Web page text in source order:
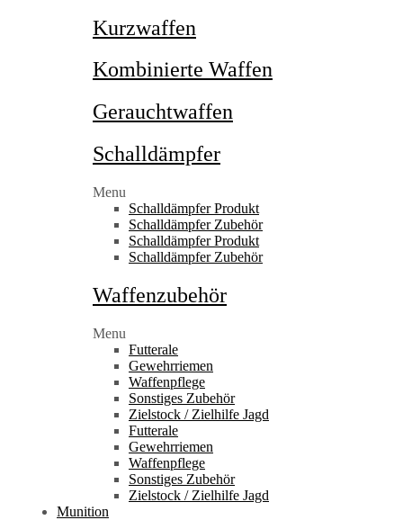
Kurzwaffen
Kombinierte Waffen
Gerauchtwaffen
Schalldämpfer
Menu
Schalldämpfer Produkt
Schalldämpfer Zubehör
Schalldämpfer Produkt
Schalldämpfer Zubehör
Waffenzubehör
Menu
Futterale
Gewehrriemen
Waffenpflege
Sonstiges Zubehör
Zielstock / Zielhilfe Jagd
Futterale
Gewehrriemen
Waffenpflege
Sonstiges Zubehör
Zielstock / Zielhilfe Jagd
Munition